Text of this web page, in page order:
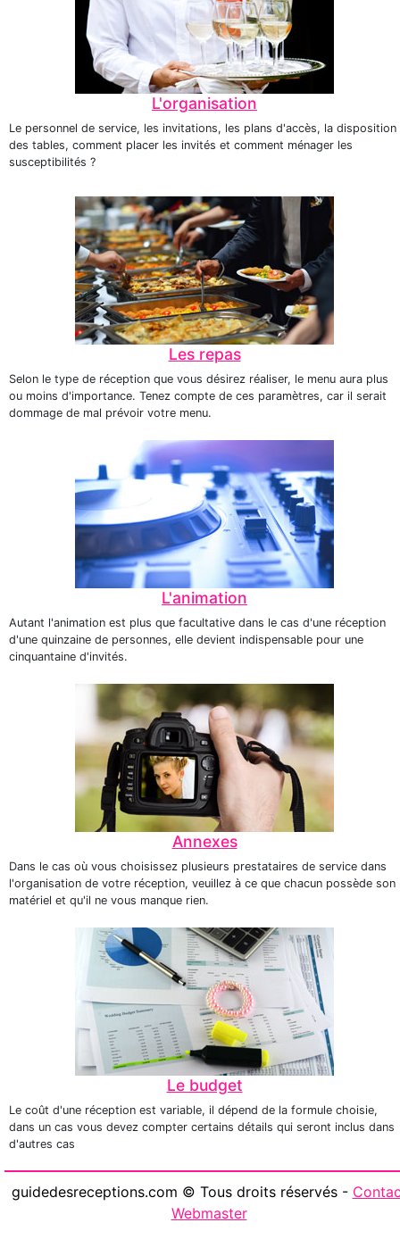
L'organisation
Le personnel de service, les invitations, les plans d'accès, la disposition
des tables, comment placer les invités et comment ménager les
susceptibilités ?
Les repas
Selon le type de réception que vous désirez réaliser, le menu aura plus
ou moins d'importance. Tenez compte de ces paramètres, car il serait
dommage de mal prévoir votre menu.
L'animation
Autant l'animation est plus que facultative dans le cas d'une réception
d'une quinzaine de personnes, elle devient indispensable pour une
cinquantaine d'invités.
Annexes
Dans le cas où vous choisissez plusieurs prestataires de service dans
l'organisation de votre réception, veuillez à ce que chacun possède son
matériel et qu'il ne vous manque rien.
Le budget
Le coût d'une réception est variable, il dépend de la formule choisie,
dans un cas vous devez compter certains détails qui seront inclus dans
d'autres cas
guidedesreceptions.com © Tous droits réservés -
Webmaster